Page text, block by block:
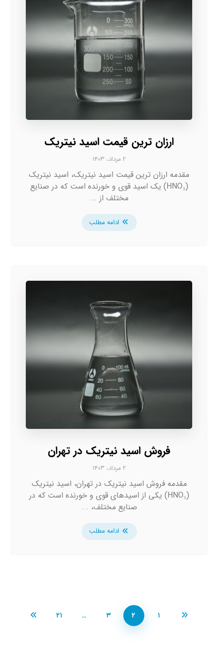
ارزان ترین قیمت اسید نیتریک
۲ مرداد، ۱۴۰۳
مقدمه ارزان ترین قیمت اسید نیتریک، اسید نیتریک
(HNO₃) یک اسید قوی و خورنده است که در صنایع
مختلف از ...
ادامه مطلب
فروش اسید نیتریک در تهران
۲ مرداد، ۱۴۰۳
مقدمه فروش اسید نیتریک در تهران، اسید نیتریک
(HNO₃) یکی از اسیدهای قوی و خورنده است که در
صنایع مختلف، ...
ادامه مطلب
۱ ۲ ۳ … ۲۱